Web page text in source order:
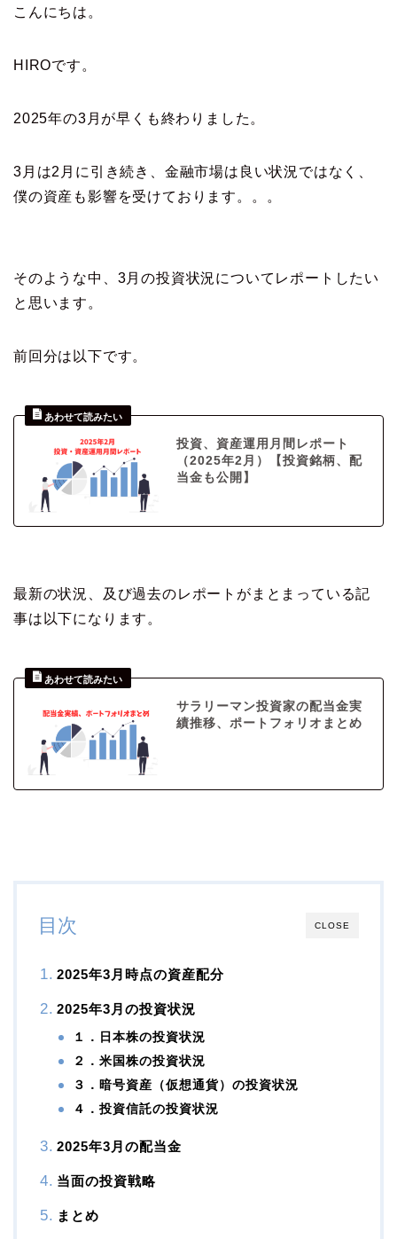
こんにちは。
HIROです。
2025年の3月が早くも終わりました。
3月は2月に引き続き、金融市場は良い状況ではなく、
僕の資産も影響を受けております。。。
そのような中、3月の投資状況についてレポートしたい
と思います。
前回分は以下です。
投資、資産運用月間レポート
（2025年2月）【投資銘柄、配
当金も公開】
最新の状況、及び過去のレポートがまとまっている記
事は以下になります。
サラリーマン投資家の配当金実
績推移、ポートフォリオまとめ
CLOSE
目次
2025年3月時点の資産配分
2025年3月の投資状況
１．日本株の投資状況
２．米国株の投資状況
３．暗号資産（仮想通貨）の投資状況
４．投資信託の投資状況
2025年3月の配当金
当面の投資戦略
まとめ